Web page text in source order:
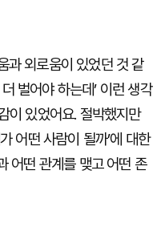
과 외로움이 있었던 것 같
벌어야 하는데’ 이런 생각
이 있었어요. 절박했지만
어떤 사람이 될까’에 대한
어떤 관계를 맺고 어떤 존